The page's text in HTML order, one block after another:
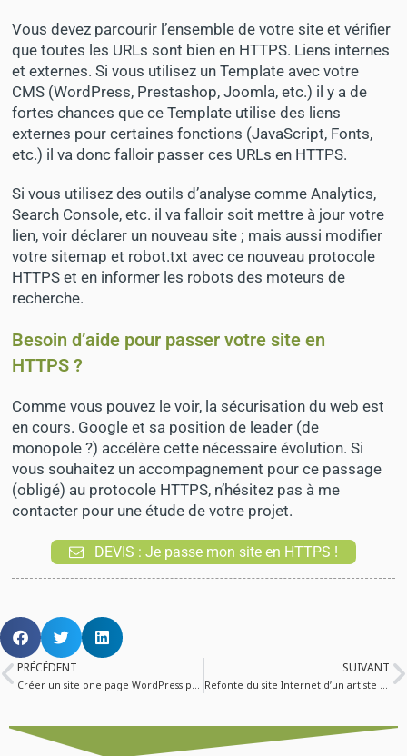
Vous devez parcourir l’ensemble de votre site et vérifier
que toutes les URLs sont bien en HTTPS. Liens internes
et externes. Si vous utilisez un Template avec votre
CMS (WordPress, Prestashop, Joomla, etc.) il y a de
fortes chances que ce Template utilise des liens
externes pour certaines fonctions (JavaScript, Fonts,
etc.) il va donc falloir passer ces URLs en HTTPS.
Si vous utilisez des outils d’analyse comme Analytics,
Search Console, etc. il va falloir soit mettre à jour votre
lien, voir déclarer un nouveau site ; mais aussi modifier
votre sitemap et robot.txt avec ce nouveau protocole
HTTPS et en informer les robots des moteurs de
recherche.
Besoin d’aide pour passer votre site en
HTTPS ?
Comme vous pouvez le voir, la sécurisation du web est
en cours. Google et sa position de leader (de
monopole ?) accélère cette nécessaire évolution. Si
vous souhaitez un accompagnement pour ce passage
(obligé) au protocole HTTPS, n’hésitez pas à me
contacter pour une étude de votre projet.
DEVIS : Je passe mon site en HTTPS !
PRÉCÉDENT
Créer un site one page WordPress pour la société Pragmature
SUIVANT
Refonte du site Internet d’un artiste peintre plasticien